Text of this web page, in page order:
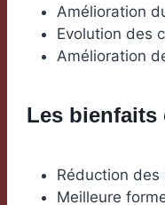
Amélioration
Evolution des
Amélioration
Les bienfaits
Réduction
Meilleure